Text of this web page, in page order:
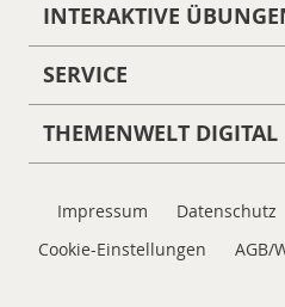
INTERAKTIVE
SERVICE
THEMENWELT DIGITAL
Impressum Datenschutz
Cookie-Einstellungen
AGB/